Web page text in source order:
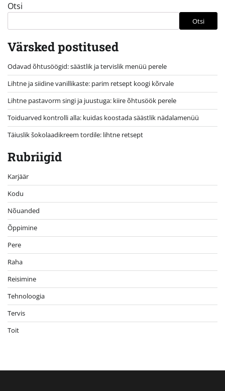
Otsi
Otsi
Värsked postitused
Odavad õhtusöögid: säästlik ja tervislik menüü perele
Lihtne ja siidine vanillikaste: parim retsept koogi kõrvale
Lihtne pastavorm singi ja juustuga: kiire õhtusöök perele
Toiduarved kontrolli alla: kuidas koostada säästlik nädalamenüü
Täiuslik šokolaadikreem tordile: lihtne retsept
Rubriigid
Karjäär
Kodu
Nõuanded
Õppimine
Pere
Raha
Reisimine
Tehnoloogia
Tervis
Toit